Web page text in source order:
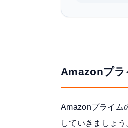
Amazonプラ
Amazonプライム
していきましょう